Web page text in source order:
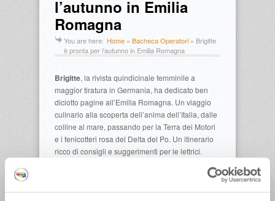
l’autunno in Emilia
Romagna
You are here: Home » Bacheca Operatori » Brigitte
è pronta per l’autunno in Emilia Romagna
Brigitte, la rivista quindicinale femminile a
maggior tiratura in Germania, ha dedicato ben
diciotto pagine all’Emilia Romagna. Un viaggio
culinario alla scoperta dell’anima dell’Italia, dalle
colline al mare, passando per la Terra dei Motori
e i fenicotteri rosa del Delta del Po. Un itinerario
ricco di consigli e suggerimenti per le lettrici.